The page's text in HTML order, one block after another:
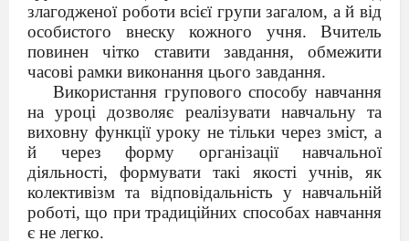
злагодженої роботи всієї групи загалом, а й від
особистого внеску кожного учня. Вчитель
повинен чітко ставити завдання, обмежити
часові рамки виконання цього завдання.
Використання групового способу навчання
на уроці дозволяє реалізувати навчальну та
виховну функції уроку не тільки через зміст, а
й через форму організації навчальної
діяльності, формувати такі якості учнів, як
колективізм та відповідальність у навчальній
роботі, що при традиційних способах навчання
є не легко.